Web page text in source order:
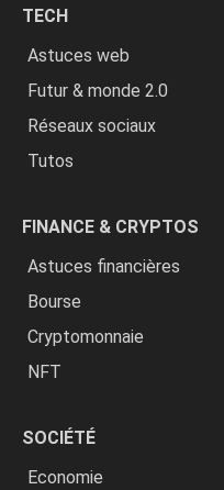
TECH
Astuces web
Futur & monde 2.0
Réseaux sociaux
Tutos
FINANCE & CRYPTOS
Astuces financières
Bourse
Cryptomonnaie
NFT
SOCIÉTÉ
Economie